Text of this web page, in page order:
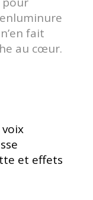
fait
au cœur.
et effets